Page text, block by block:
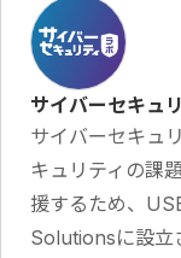
サイバーセキュ
サイバーセキュ
キュリティの課
援するため、
Solutionsに設立